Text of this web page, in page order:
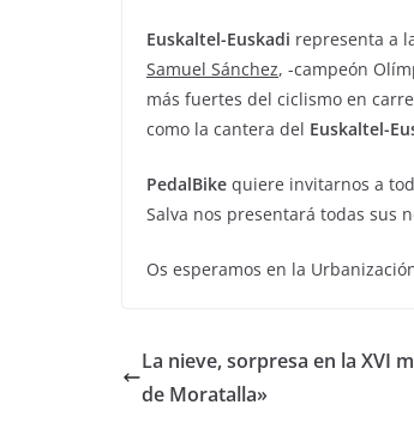
Euskaltel-Euskadi representa a
Samuel Sánchez, -campeón
más fuertes del ciclismo en
como la cantera del Euskaltel-
PedalBike quiere invitarnos a
Salva nos presentará todas sus
Os esperamos en la
La nieve, sorpresa en la XVI
de Moratalla»